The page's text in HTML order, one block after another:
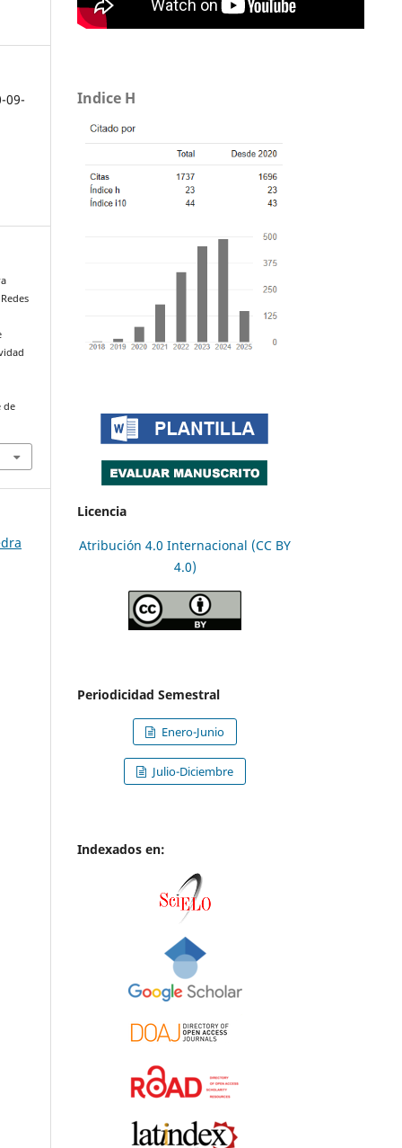
09-
de
Indice H
Licencia
Atribución 4.0 Internacional (CC BY
4.0)
Periodicidad Semestral
Enero-Junio
Julio-Diciembre
Indexados en: